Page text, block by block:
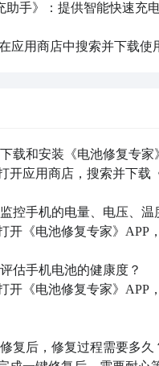
助手》：提供智能快速充
应用商店中搜索并下载
载和安装《电池修复专家
控手机的电量、电压、温
估手机电池的健康度？
复后，修复过程需要多久